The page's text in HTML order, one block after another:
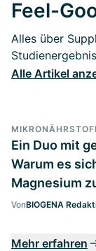
Feel-
Alles über
Alle Artikel
Ein Duo mit
Warum es
Magnesium
VonBIOGENA
Mehr erfahren